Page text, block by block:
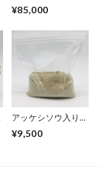
イプ)5kg
¥85,000
アッケシソウ入り3
イプ)500g
¥9,500